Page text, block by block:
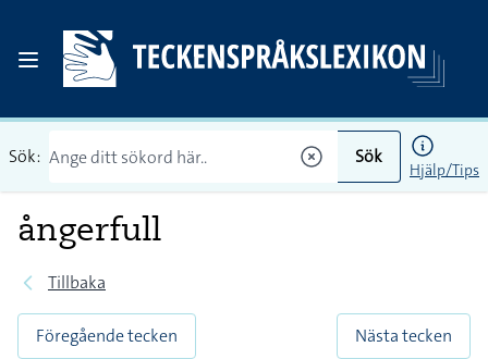
Sök: Sök
Hjälp/Tips
ångerfull
Tillbaka
Föregående tecken
Nästa tecken